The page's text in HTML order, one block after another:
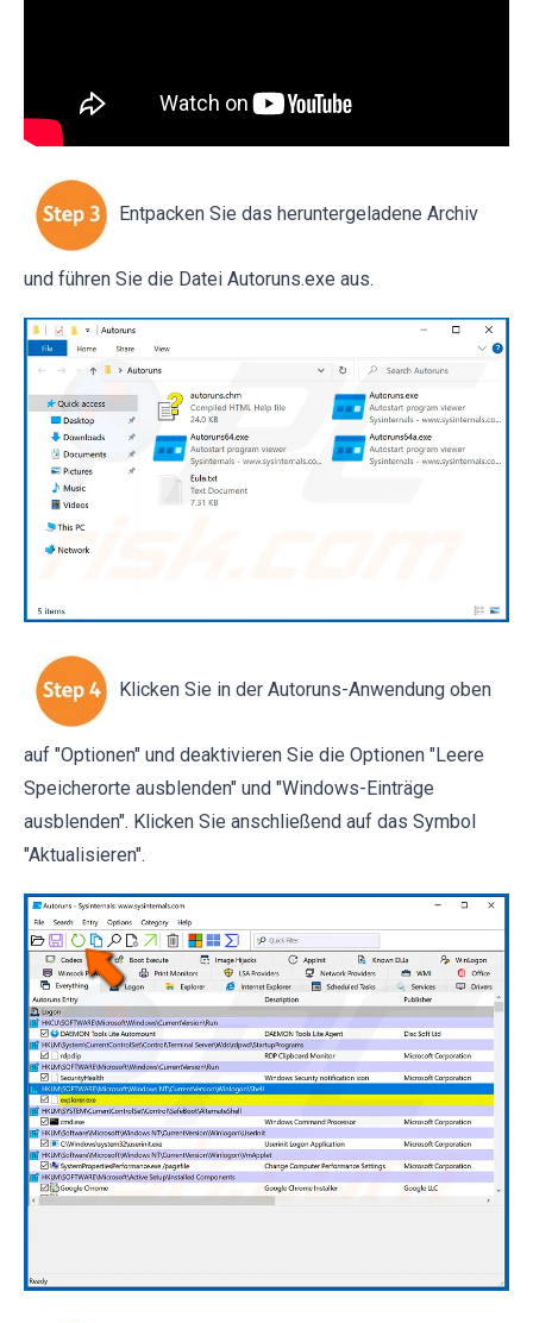
Entpacken Sie das heruntergeladene Archiv
und führen Sie die Datei Autoruns.exe aus.
Klicken Sie in der Autoruns-Anwendung oben
auf "Optionen" und deaktivieren Sie die Optionen "Leere
Speicherorte ausblenden" und "Windows-Einträge
ausblenden". Klicken Sie anschließend auf das Symbol
"Aktualisieren".